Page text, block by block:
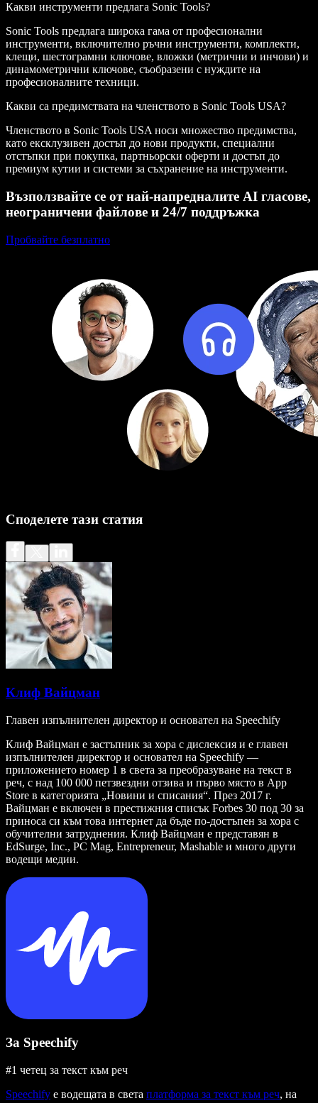
Какви инструменти предлага Sonic Tools?
Sonic Tools предлага широка гама от професионални
инструменти, включително ръчни инструменти, комплекти,
клещи, шестограмни ключове, вложки (метрични и инчови) и
динамометрични ключове, съобразени с нуждите на
професионалните техници.
Какви са предимствата на членството в Sonic Tools USA?
Членството в Sonic Tools USA носи множество предимства,
като ексклузивен достъп до нови продукти, специални
отстъпки при покупка, партньорски оферти и достъп до
премиум кутии и системи за съхранение на инструменти.
Възползвайте се от най-напредналите AI гласове,
неограничени файлове и 24/7 поддръжка
Пробвайте безплатно
Споделете тази статия
Клиф Вайцман
Главен изпълнителен директор и основател на Speechify
Клиф Вайцман е застъпник за хора с дислексия и е главен
изпълнителен директор и основател на Speechify —
приложението номер 1 в света за преобразуване на текст в
реч, с над 100 000 петзвездни отзива и първо място в App
Store в категорията „Новини и списания“. През 2017 г.
Вайцман е включен в престижния списък Forbes 30 под 30 за
приноса си към това интернет да бъде по-достъпен за хора с
обучителни затруднения. Клиф Вайцман е представян в
EdSurge, Inc., PC Mag, Entrepreneur, Mashable и много други
водещи медии.
За Speechify
#1 четец за текст към реч
Speechify е водещата в света платформа за текст към реч, на